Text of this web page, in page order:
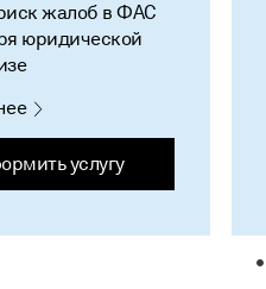
жалоб в ФАС
юридической
услугу